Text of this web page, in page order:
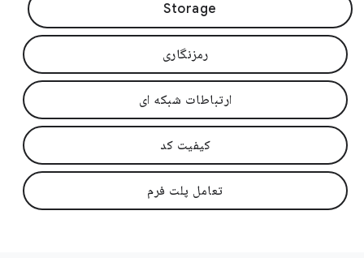
Storage
رمزنگاری
ارتباطات شبکه ای
کیفیت کد
تعامل پلت فرم